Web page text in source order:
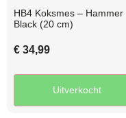
HB4 Koksmes – Hammer
Black (20 cm)
€ 34,99
Uitverkocht